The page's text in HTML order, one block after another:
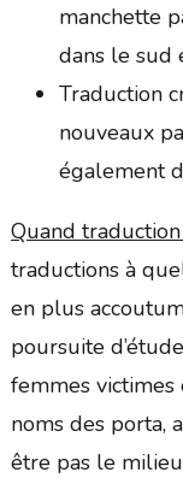
manchette
dans le sud
Traduction
nouveaux
également
Quand
traductions à
en plus
poursuite
femmes
noms des porta,
être pas le